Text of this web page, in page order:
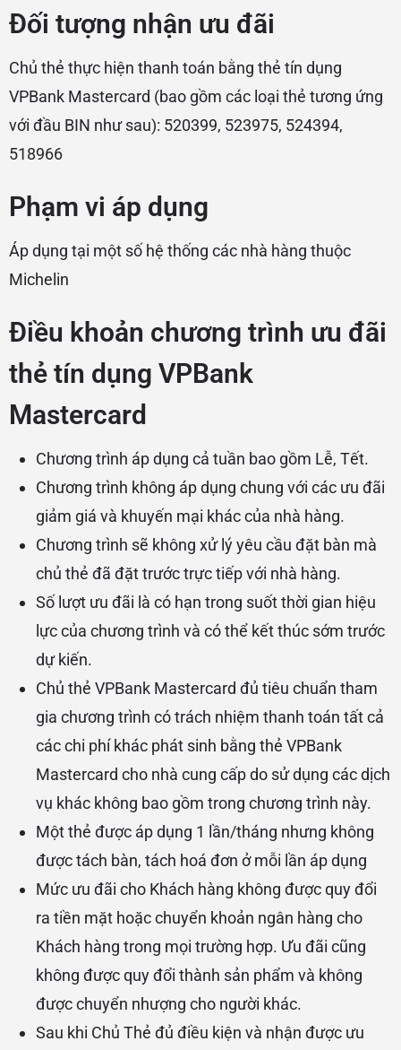
Đối tượng nhận ưu đãi
Chủ thẻ thực hiện thanh toán bằng thẻ tín dụng
VPBank Mastercard (bao gồm các loại thẻ tương ứng
với đầu BIN như sau): 520399, 523975, 524394,
518966
Phạm vi áp dụng
Áp dụng tại một số hệ thống các nhà hàng thuộc
Michelin
Điều khoản chương trình ưu đãi
thẻ tín dụng VPBank
Mastercard
Chương trình áp dụng cả tuần bao gồm Lễ, Tết.
Chương trình không áp dụng chung với các ưu đãi
giảm giá và khuyến mại khác của nhà hàng.
Chương trình sẽ không xử lý yêu cầu đặt bàn mà
chủ thẻ đã đặt trước trực tiếp với nhà hàng.
Số lượt ưu đãi là có hạn trong suốt thời gian hiệu
lực của chương trình và có thể kết thúc sớm trước
dự kiến.
Chủ thẻ VPBank Mastercard đủ tiêu chuẩn tham
gia chương trình có trách nhiệm thanh toán tất cả
các chi phí khác phát sinh bằng thẻ VPBank
Mastercard cho nhà cung cấp do sử dụng các dịch
vụ khác không bao gồm trong chương trình này.
Một thẻ được áp dụng 1 lần/tháng nhưng không
được tách bàn, tách hoá đơn ở mỗi lần áp dụng
Mức ưu đãi cho Khách hàng không được quy đổi
ra tiền mặt hoặc chuyển khoản ngân hàng cho
Khách hàng trong mọi trường hợp. Ưu đãi cũng
không được quy đổi thành sản phẩm và không
được chuyển nhượng cho người khác.
Sau khi Chủ Thẻ đủ điều kiện và nhận được ưu